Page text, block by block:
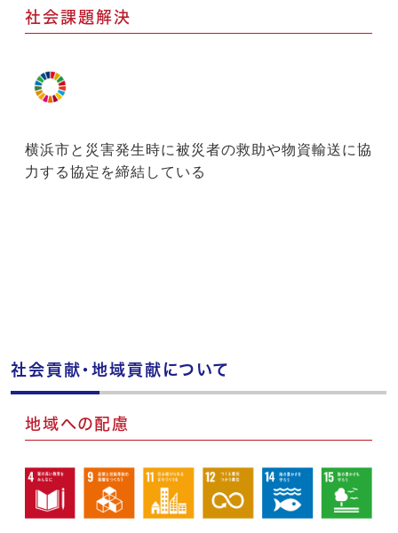
社会課題解決
横浜市と災害発生時に被災者の救助や物資輸送に協
力する協定を締結している
社会貢献・地域貢献について
地域への配慮